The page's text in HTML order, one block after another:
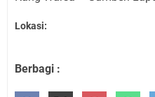
Lokasi:
Berbagi :